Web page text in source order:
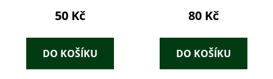
50 Kč
DO KOŠÍKU
80 Kč
DO KOŠÍKU